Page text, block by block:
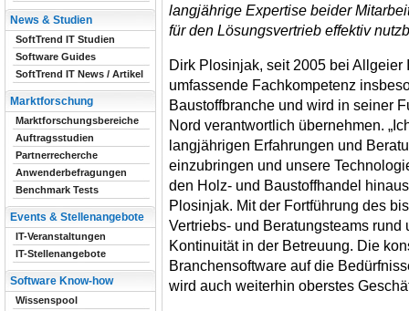
langjährige Expertise beider
für den Lösungsvertrieb effektiv
Dirk Plosinjak, seit 2005 bei
umfassende Fachkompetenz
Baustoffbranche und wird in seiner
Nord verantwortlich übernehmen.
langjährigen Erfahrungen und
einzubringen und unsere
den Holz- und Baustoffhandel
Plosinjak. Mit der Fortführung des
Vertriebs- und Beratungsteams
Kontinuität in der Betreuung. Die
Branchensoftware auf die
wird auch weiterhin oberstes
News & Studien
SoftTrend IT Studien
Software Guides
SoftTrend IT News / Artikel
Marktforschung
Marktforschungsbereiche
Auftragsstudien
Partnerrecherche
Anwenderbefragungen
Benchmark Tests
Events & Stellenangebote
IT-Veranstaltungen
IT-Stellenangebote
Software Know-how
Wissenspool